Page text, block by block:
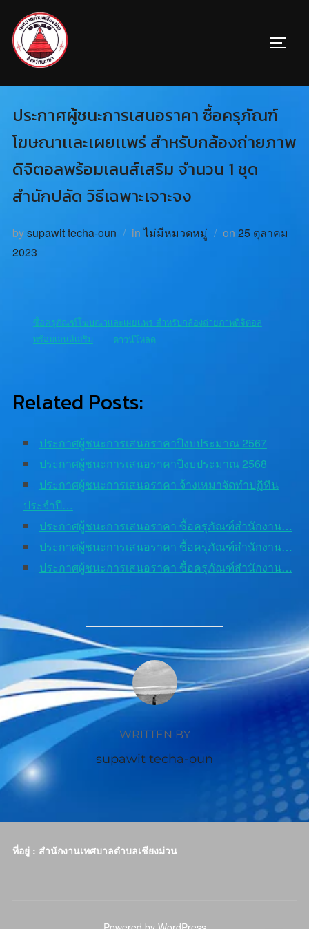
ประกาศผู้ชนะการเสนอราคา ซื้อครุภัณฑ์
โฆษณาเเละเผยเเพร่ สำหรับกล้องถ่ายภาพ
ดิจิตอลพร้อมเลนส์เสริม จำนวน 1 ชุด
สำนักปลัด วิธีเฉพาะเจาะจง
bysupawit techa-oun inไม่มีหมวดหมู่ on 25 ตุลาคม
2023
ซื้อครุภัณฑ์โฆษณาเเละเผยเเพร่-สำหรับกล้องถ่ายภาพดิจิตอล
พร้อมเลนส์เสริม
ดาวน์โหลด
Related Posts:
ประกาศผู้ชนะการเสนอราคาปีงบประมาณ 2567
ประกาศผู้ชนะการเสนอราคาปีงบประมาณ 2568
ประกาศผู้ชนะการเสนอราคา จ้างเหมาจัดทำปฏิทิน
ประจำปี…
ประกาศผู้ชนะการเสนอราคา ซื้อครุภัณฑ์สำนักงาน…
ประกาศผู้ชนะการเสนอราคา ซื้อครุภัณฑ์สำนักงาน…
ประกาศผู้ชนะการเสนอราคา ซื้อครุภัณฑ์สำนักงาน…
POST AUTHOR
WRITTEN BY
supawit techa-oun
ที่อยู่ : สำนักงานเทศบาลตำบลเชียงม่วน